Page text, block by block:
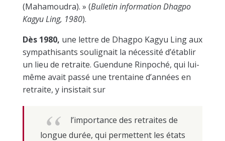
(Mahamoudra). » (Bulletin information Dhagpo
Kagyu Ling, 1980).
Dès 1980, une lettre de Dhagpo Kagyu Ling aux
sympathisants soulignait la nécessité d’établir
un lieu de retraite. Guendune Rinpoché, qui lui-
même avait passé une trentaine d’années en
retraite, y insistait sur
l’importance des retraites de
longue durée, qui permettent les états